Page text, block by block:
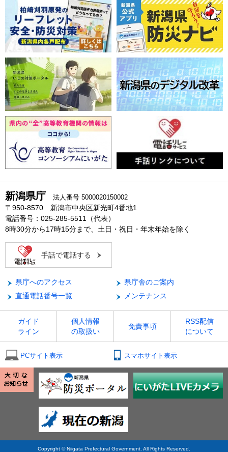
新潟県庁 法人番号 5000020150002
〒950-8570 新潟市中央区新光町4番地1
電話番号：025-285-5511（代表）
8時30分から17時15分まで、土日・祝日・年末年始を除く
手話で電話する
県庁へのアクセス
県庁舎のご案内
直通電話番号一覧
メンテナンス
ガイド
ライン
個人情報
の取扱い
免責事項
RSS配信
について
PCサイト表示 スマホサイト表示
Copyright © Niigata Prefectural Government. All Rights Reserved.